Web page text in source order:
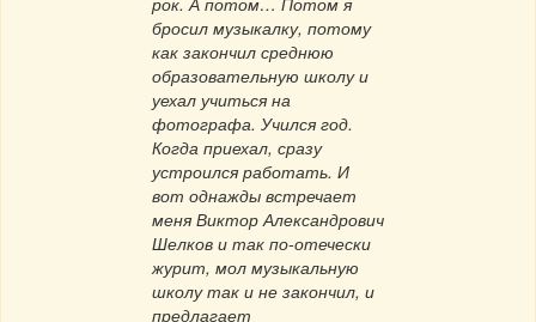
бросил музыкалку, потому
как закончил среднюю
образовательную школу и
уехал учиться на
фотографа. Учился год.
Когда приехал, сразу
устроился работать. И
вот однажды встречает
меня Виктор Александрович
Шелков и так по-отечески
журит, мол музыкальную
школу так и не закончил, и
предлагает